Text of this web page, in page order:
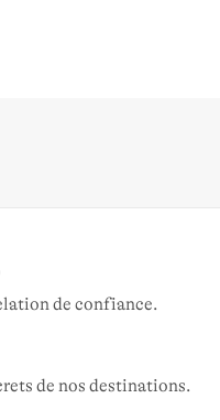
de confiance.
de nos destinations.